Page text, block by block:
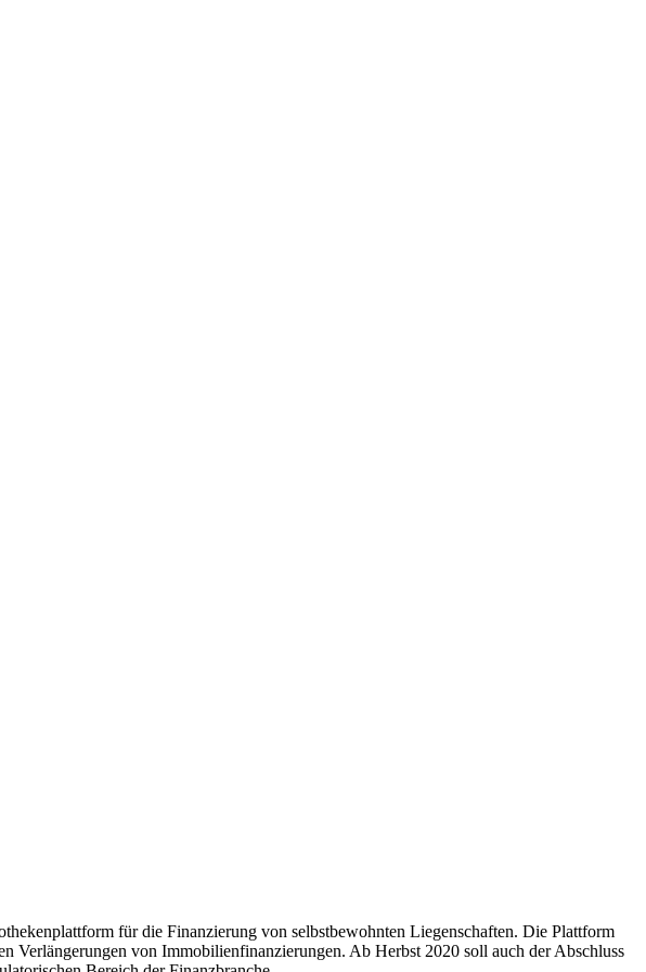
für die Finanzierung von selbstbewohnten Liegenschaften. Die Plattform
von Immobilienfinanzierungen. Ab Herbst 2020 soll auch der Abschluss